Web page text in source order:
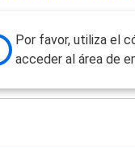
Por favor, utiliza el
acceder al área de